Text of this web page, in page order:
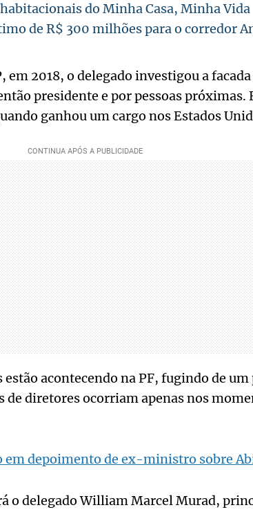
do Minha Casa, Minha Vida
de R$ 300 milhões para o corredor
em 2018, o delegado investigou a
presidente e por pessoas próximas.
ganhou um cargo nos Estados
acontecendo na PF, fugindo de um
de diretores ocorriam apenas nos
em depoimento de ex-ministro sobre
o delegado William Marcel Murad,